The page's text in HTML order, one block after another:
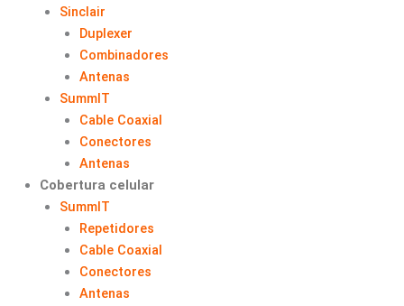
Sinclair
Duplexer
Combinadores
Antenas
SummIT
Cable Coaxial
Conectores
Antenas
Cobertura celular
SummIT
Repetidores
Cable Coaxial
Conectores
Antenas